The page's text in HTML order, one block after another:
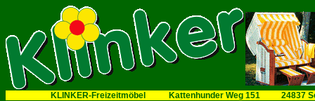
KLINKER-Freizeitmöbel Kattenhunder Weg 151.......... 24837